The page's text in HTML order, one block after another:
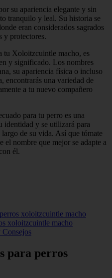
su apariencia elegante y sin
tranquilo y leal. Su historia se
eran considerados sagrados
y protectores.
tu Xoloitzcuintle macho, es
y significado. Los nombres
su apariencia física o incluso
encontrarás una variedad de
a tu nuevo compañero
para tu perro es una
identidad y se utilizará para
de su vida. Así que tómate
el nombre que mejor se adapte a
él.
xoloitzcuintle macho
xoloitzcuintle macho
Consejos
para perros